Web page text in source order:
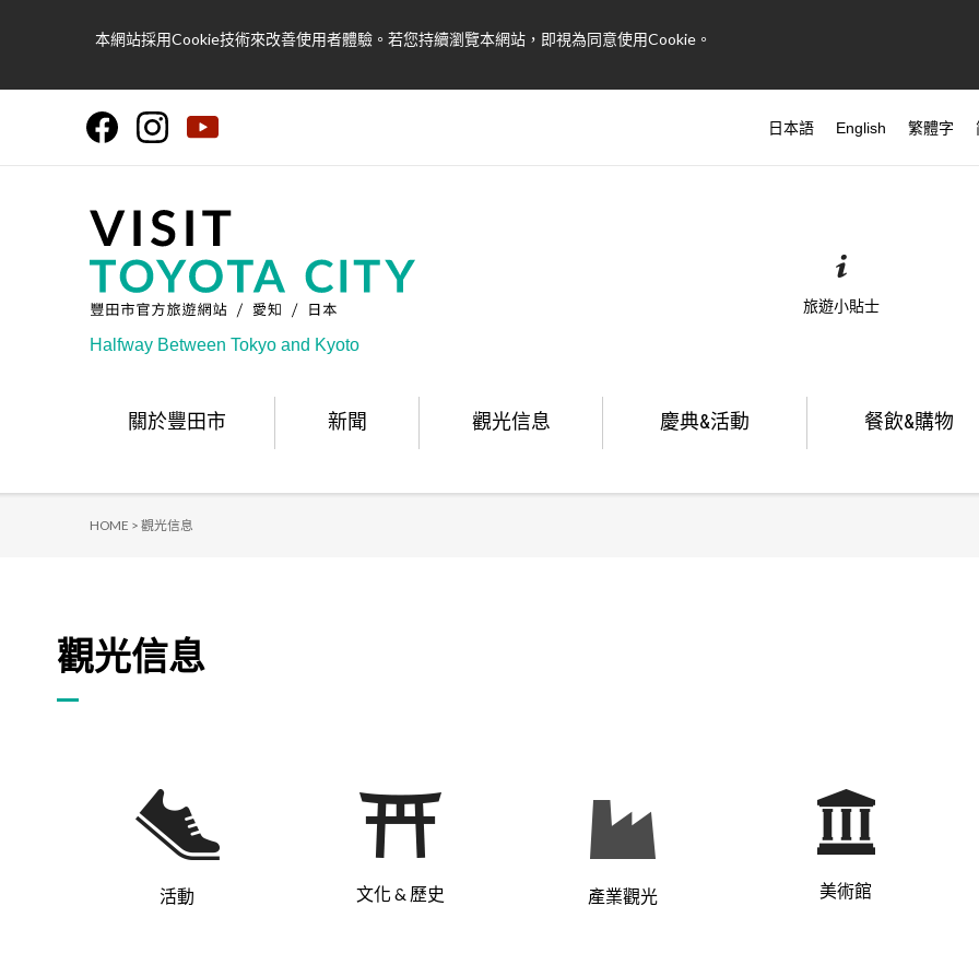
本網站採用Cookie技術來改善使用者體驗。若您持續瀏覽本網站，即視為同意使用Cookie。
日本語 English 繁體字
Halfway Between Tokyo and Kyoto
旅遊小貼士
關於豐田市 新聞 觀光信息 慶典&活動 餐飲&購物
HOME > 觀光信息
觀光信息
活動 文化 & 歷史 產業觀光 美術館